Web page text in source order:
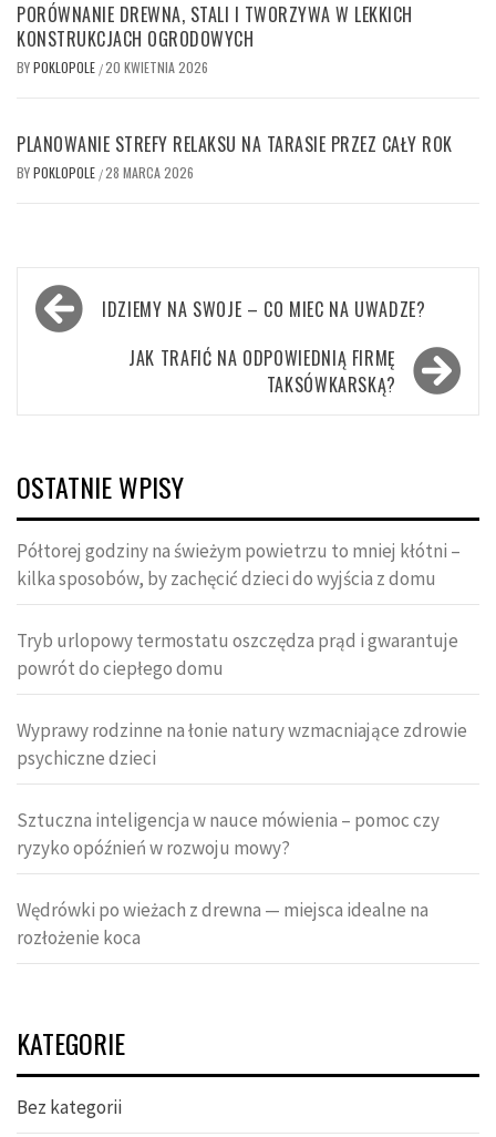
PORÓWNANIE DREWNA, STALI I TWORZYWA W LEKKICH
KONSTRUKCJACH OGRODOWYCH
BYPOKLOPOLE /20 KWIETNIA 2026
PLANOWANIE STREFY RELAKSU NA TARASIE PRZEZ CAŁY ROK
BYPOKLOPOLE /28 MARCA 2026
Nawigacja
wpisu
IDZIEMY NA SWOJE – CO MIEC NA UWADZE?
JAK TRAFIĆ NA ODPOWIEDNIĄ FIRMĘ
TAKSÓWKARSKĄ?
OSTATNIE WPISY
Półtorej godziny na świeżym powietrzu to mniej kłótni –
kilka sposobów, by zachęcić dzieci do wyjścia z domu
Tryb urlopowy termostatu oszczędza prąd i gwarantuje
powrót do ciepłego domu
Wyprawy rodzinne na łonie natury wzmacniające zdrowie
psychiczne dzieci
Sztuczna inteligencja w nauce mówienia – pomoc czy
ryzyko opóźnień w rozwoju mowy?
Wędrówki po wieżach z drewna — miejsca idealne na
rozłożenie koca
KATEGORIE
Bez kategorii